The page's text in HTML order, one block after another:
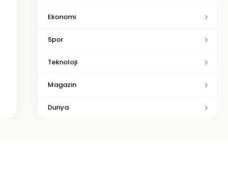
Ekonomi
Spor
Teknoloji
Magazin
Dunya